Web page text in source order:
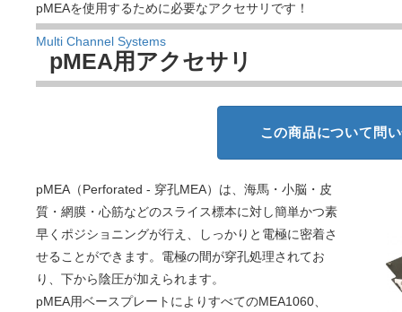
pMEAを使用するために必要なアクセサリです！
Multi Channel Systems
pMEA用アクセサリ
この商品について問
pMEA（Perforated - 穿孔MEA）は、海馬・小脳・皮
質・網膜・心筋などのスライス標本に対し簡単かつ素
早くポジショニングが行え、しっかりと電極に密着さ
せることができます。電極の間が穿孔処理されてお
り、下から陰圧が加えられます。
pMEA用ベースプレートによりすべてのMEA1060、